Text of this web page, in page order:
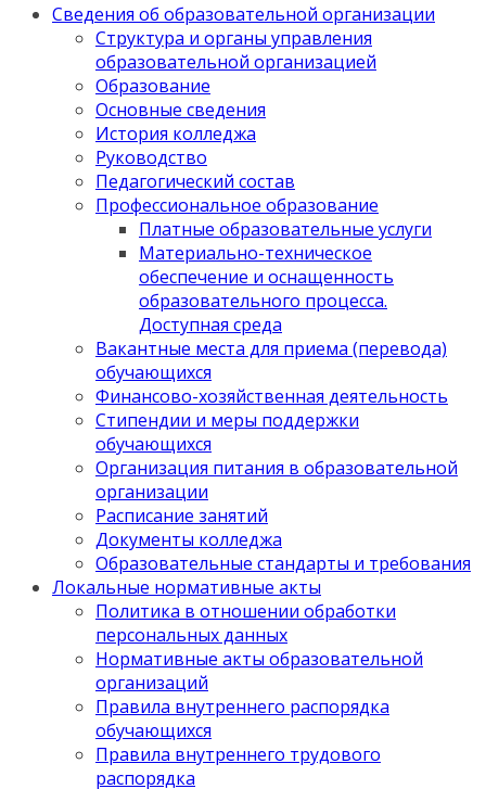
Сведения об образовательной организации
Структура и органы управления
образовательной организацией
Образование
Основные сведения
История колледжа
Руководство
Педагогический состав
Профессиональное образование
Платные образовательные услуги
Материально-техническое
обеспечение и оснащенность
образовательного процесса.
Доступная среда
Вакантные места для приема (перевода)
обучающихся
Финансово-хозяйственная деятельность
Стипендии и меры поддержки
обучающихся
Организация питания в образовательной
организации
Расписание занятий
Документы колледжа
Образовательные стандарты и требования
Локальные нормативные акты
Политика в отношении обработки
персональных данных
Нормативные акты образовательной
организаций
Правила внутреннего распорядка
обучающихся
Правила внутреннего трудового
распорядка